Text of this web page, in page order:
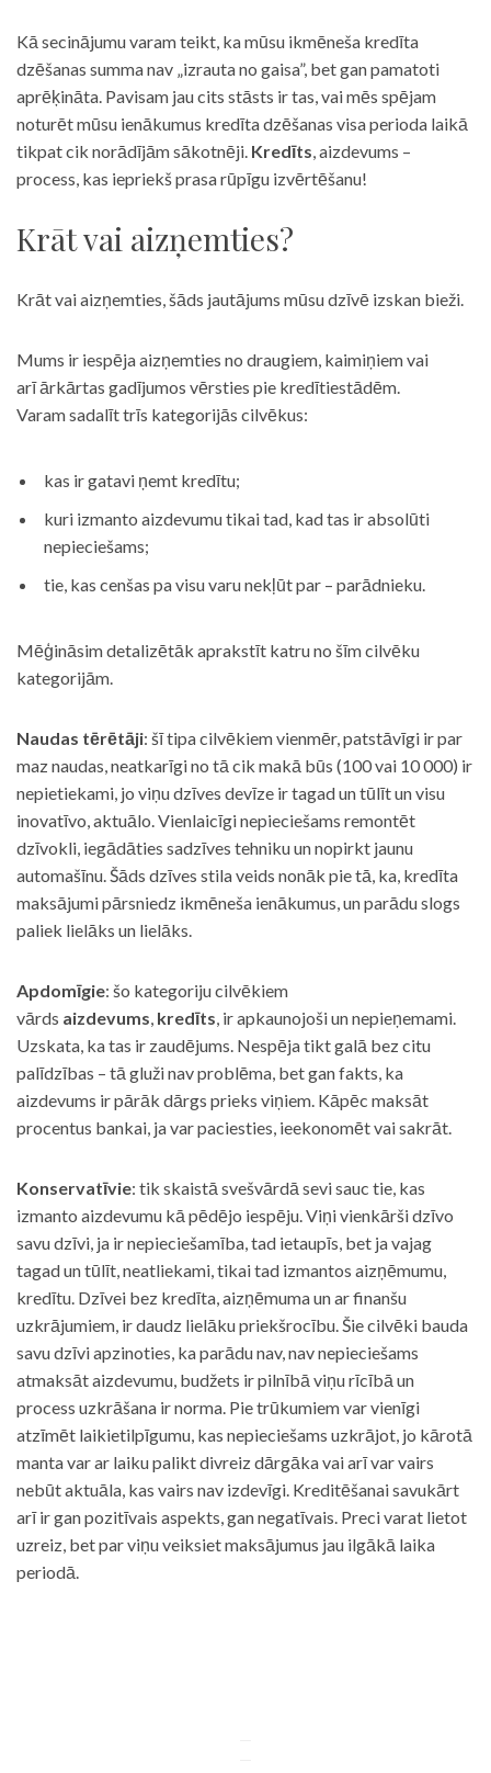
Kā secinājumu varam teikt, ka mūsu ikmēneša kredīta
dzēšanas summa nav „izrauta no gaisa”, bet gan pamatoti
aprēķināta. Pavisam jau cits stāsts ir tas, vai mēs spējam
noturēt mūsu ienākumus kredīta dzēšanas visa perioda laikā
tikpat cik norādījām sākotnēji. Kredīts, aizdevums –
process, kas iepriekš prasa rūpīgu izvērtēšanu!
Krāt vai aizņemties?
Krāt vai aizņemties, šāds jautājums mūsu dzīvē izskan bieži.
Mums ir iespēja aizņemties no draugiem, kaimiņiem vai
arī ārkārtas gadījumos vērsties pie kredītiestādēm.
Varam sadalīt trīs kategorijās cilvēkus:
kas ir gatavi ņemt kredītu;
kuri izmanto aizdevumu tikai tad, kad tas ir absolūti
nepieciešams;
tie, kas cenšas pa visu varu nekļūt par – parādnieku.
Mēģināsim detalizētāk aprakstīt katru no šīm cilvēku
kategorijām.
Naudas tērētāji: šī tipa cilvēkiem vienmēr, patstāvīgi ir par
maz naudas, neatkarīgi no tā cik makā būs (100 vai 10 000) ir
nepietiekami, jo viņu dzīves devīze ir tagad un tūlīt un visu
inovatīvo, aktuālo. Vienlaicīgi nepieciešams remontēt
dzīvokli, iegādāties sadzīves tehniku un nopirkt jaunu
automašīnu. Šāds dzīves stila veids nonāk pie tā, ka, kredīta
maksājumi pārsniedz ikmēneša ienākumus, un parādu slogs
paliek lielāks un lielāks.
Apdomīgie: šo kategoriju cilvēkiem
vārds aizdevums, kredīts, ir apkaunojoši un nepieņemami.
Uzskata, ka tas ir zaudējums. Nespēja tikt galā bez citu
palīdzības – tā gluži nav problēma, bet gan fakts, ka
aizdevums ir pārāk dārgs prieks viņiem. Kāpēc maksāt
procentus bankai, ja var paciesties, ieekonomēt vai sakrāt.
Konservatīvie: tik skaistā svešvārdā sevi sauc tie, kas
izmanto aizdevumu kā pēdējo iespēju. Viņi vienkārši dzīvo
savu dzīvi, ja ir nepieciešamība, tad ietaupīs, bet ja vajag
tagad un tūlīt, neatliekami, tikai tad izmantos aizņēmumu,
kredītu. Dzīvei bez kredīta, aizņēmuma un ar finanšu
uzkrājumiem, ir daudz lielāku priekšrocību. Šie cilvēki bauda
savu dzīvi apzinoties, ka parādu nav, nav nepieciešams
atmaksāt aizdevumu, budžets ir pilnībā viņu rīcībā un
process uzkrāšana ir norma. Pie trūkumiem var vienīgi
atzīmēt laikietilpīgumu, kas nepieciešams uzkrājot, jo kārotā
manta var ar laiku palikt divreiz dārgāka vai arī var vairs
nebūt aktuāla, kas vairs nav izdevīgi. Kreditēšanai savukārt
arī ir gan pozitīvais aspekts, gan negatīvais. Preci varat lietot
uzreiz, bet par viņu veiksiet maksājumus jau ilgākā laika
periodā.